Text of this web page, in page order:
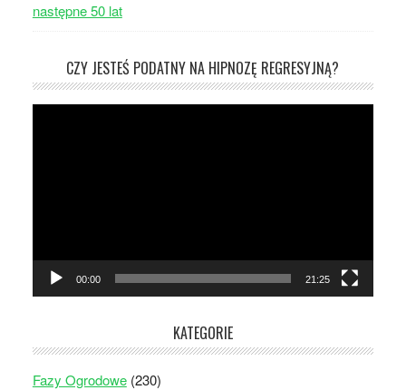
następne 50 lat
CZY JESTEŚ PODATNY NA HIPNOZĘ REGRESYJNĄ?
00:00 21:25
KATEGORIE
Fazy Ogrodowe(230)